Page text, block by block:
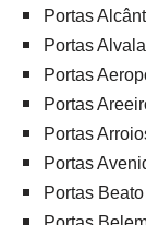
Portas
Portas
Portas
Portas
Portas
Portas
Portas Beato